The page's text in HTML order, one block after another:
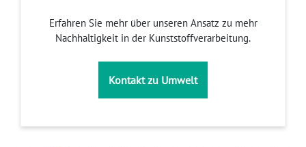
Erfahren Sie mehr über unseren Ansatz zu mehr
Nachhaltigkeit in der Kunststoffverarbeitung.
Kontakt zu Umwelt